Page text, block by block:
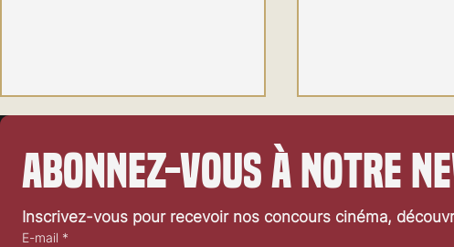
Abonnez-vous à notre
Inscrivez-vous pour recevoir nos concours cinéma,
E-mail *